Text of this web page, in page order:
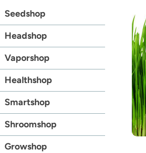
Seedshop
Headshop
Vaporshop
Healthshop
Smartshop
Shroomshop
Growshop